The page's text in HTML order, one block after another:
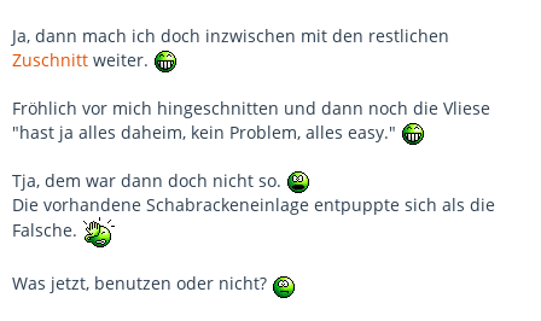
Ja, dann mach ich doch inzwischen mit den restlichen
Zuschnitt weiter.
Fröhlich vor mich hingeschnitten und dann noch die Vliese
"hast ja alles daheim, kein Problem, alles easy."
Tja, dem war dann doch nicht so.
Die vorhandene Schabrackeneinlage entpuppte sich als die
Falsche.
Was jetzt, benutzen oder nicht?